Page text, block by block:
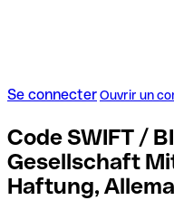
Se connecterOuvrir un
Code SWIFT /
Gesellschaft
Haftung,